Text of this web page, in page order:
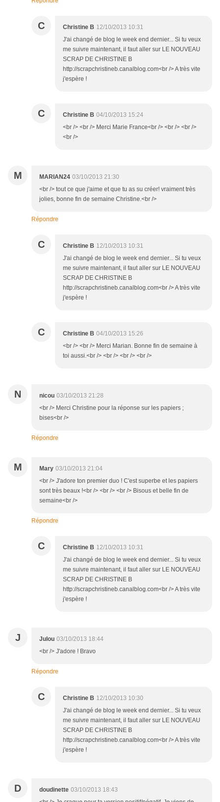
C Christine B 12/10/2013 10:31
J'ai changé de blog le week end dernier... Si tu veux
me suivre maintenant, il faut aller sur LE NOUVEAU
SCRAP DE CHRISTINE B
http://scrapchristineb.canalblog.com<br /> A très vite
j'espère !
C Christine B 04/10/2013 15:24
<br /> <br /> Merci Marie France<br /> <br /> <br />
<br />
M MARIAN24 03/10/2013 21:30
<br /> tout ce que j'aime et que tu as su créer! vraiment très
jolies, bonne fin de semaine Christine.<br />
Répondre
C Christine B 12/10/2013 10:31
J'ai changé de blog le week end dernier... Si tu veux
me suivre maintenant, il faut aller sur LE NOUVEAU
SCRAP DE CHRISTINE B
http://scrapchristineb.canalblog.com<br /> A très vite
j'espère !
C Christine B 04/10/2013 15:26
<br /> <br /> Merci Marian. Bonne fin de semaine à
toi aussi.<br /> <br /> <br /> <br />
N nicou 03/10/2013 21:28
<br /> Merci Christine pour la réponse sur les papiers ;
bises<br />
Répondre
M Mary 03/10/2013 21:04
<br /> J'adore ton premier duo ! C'est superbe et les papiers
sont très beaux !<br /> <br /> <br /> Bisous et belle fin de
semaine<br />
Répondre
C Christine B 12/10/2013 10:31
J'ai changé de blog le week end dernier... Si tu veux
me suivre maintenant, il faut aller sur LE NOUVEAU
SCRAP DE CHRISTINE B
http://scrapchristineb.canalblog.com<br /> A très vite
j'espère !
J Julou 03/10/2013 18:44
<br /> J'adore ! Bravo
Répondre
C Christine B 12/10/2013 10:30
J'ai changé de blog le week end dernier... Si tu veux
me suivre maintenant, il faut aller sur LE NOUVEAU
SCRAP DE CHRISTINE B
http://scrapchristineb.canalblog.com<br /> A très vite
j'espère !
D doudinette 03/10/2013 18:43